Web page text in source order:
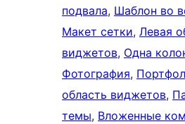
подвала, Шаблон во
Макет сетки, Левая
виджетов, Одна
Фотография,
область виджетов,
темы, Вложенные